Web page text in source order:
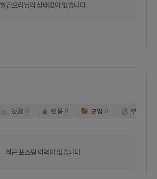
빨간오리님의 상태값이 없습니다
댓글 0 반응 0 모임 0 부스
최근 포스팅 이력이 없습니다